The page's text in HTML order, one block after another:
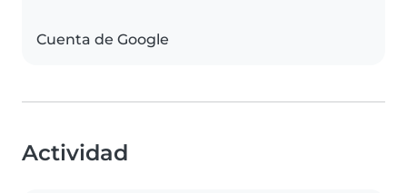
Cuenta de Google
Actividad